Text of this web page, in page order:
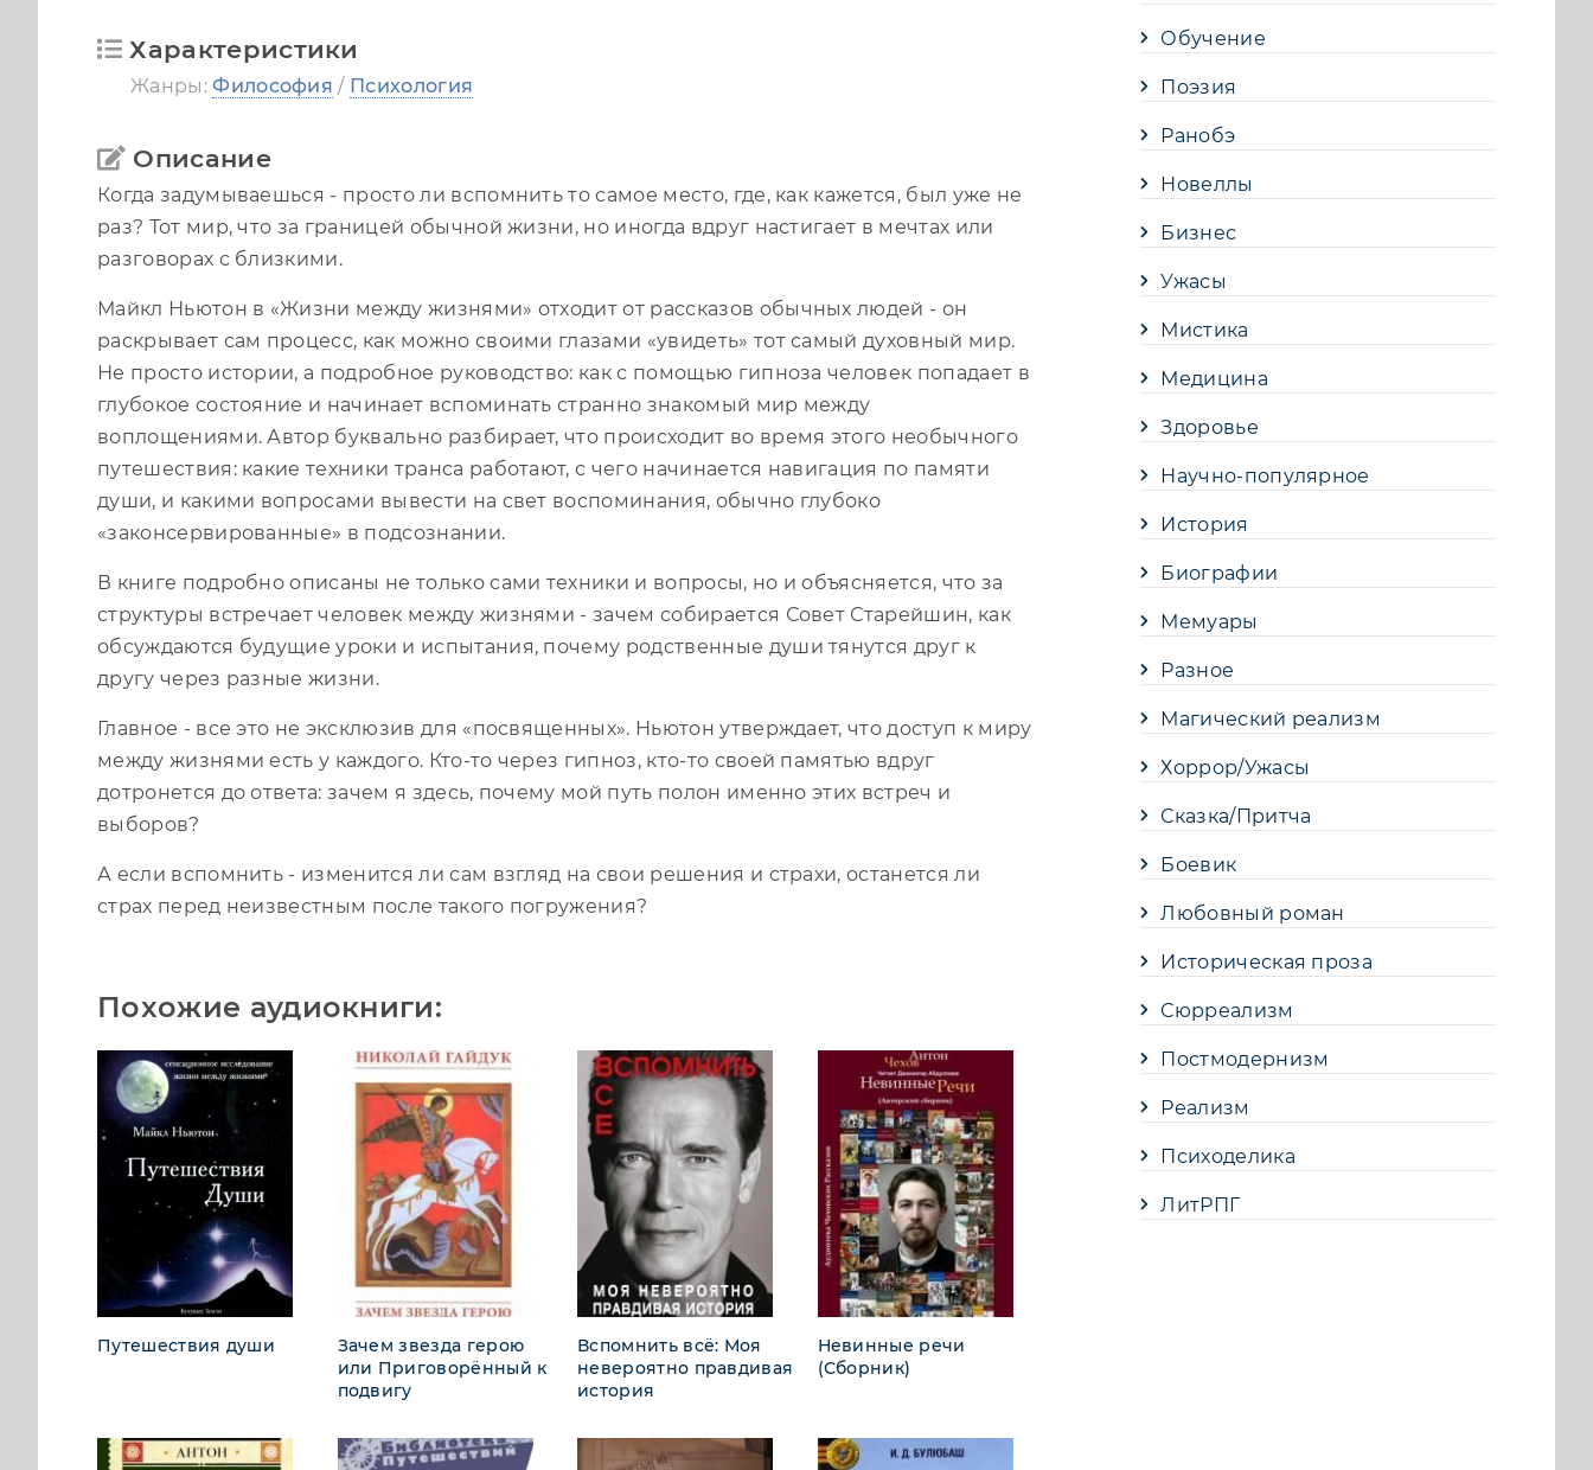
Характеристики
Жанры:Философия / Психология
Описание
Когда задумываешься - просто ли вспомнить то самое место, где, как кажется, был уже не
раз? Тот мир, что за границей обычной жизни, но иногда вдруг настигает в мечтах или
разговорах с близкими.
Майкл Ньютон в «Жизни между жизнями» отходит от рассказов обычных людей - он
раскрывает сам процесс, как можно своими глазами «увидеть» тот самый духовный мир.
Не просто истории, а подробное руководство: как с помощью гипноза человек попадает в
глубокое состояние и начинает вспоминать странно знакомый мир между
воплощениями. Автор буквально разбирает, что происходит во время этого необычного
путешествия: какие техники транса работают, с чего начинается навигация по памяти
души, и какими вопросами вывести на свет воспоминания, обычно глубоко
«законсервированные» в подсознании.
В книге подробно описаны не только сами техники и вопросы, но и объясняется, что за
структуры встречает человек между жизнями - зачем собирается Совет Старейшин, как
обсуждаются будущие уроки и испытания, почему родственные души тянутся друг к
другу через разные жизни.
Главное - все это не эксклюзив для «посвященных». Ньютон утверждает, что доступ к миру
между жизнями есть у каждого. Кто-то через гипноз, кто-то своей памятью вдруг
дотронется до ответа: зачем я здесь, почему мой путь полон именно этих встреч и
выборов?
А если вспомнить - изменится ли сам взгляд на свои решения и страхи, останется ли
страх перед неизвестным после такого погружения?
Похожие аудиокниги:
Путешествия души
Зачем звезда герою
или Приговорённый к
подвигу
Вспомнить всё: Моя
невероятно правдивая
история
Невинные речи
(Сборник)
Обучение
Поэзия
Ранобэ
Новеллы
Бизнес
Ужасы
Мистика
Медицина
Здоровье
Научно-популярное
История
Биографии
Мемуары
Разное
Магический реализм
Хоррор/Ужасы
Сказка/Притча
Боевик
Любовный роман
Историческая проза
Сюрреализм
Постмодернизм
Реализм
Психоделика
ЛитРПГ